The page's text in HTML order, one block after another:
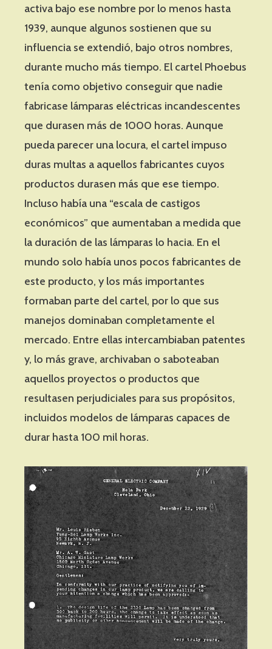
activa bajo ese nombre por lo menos hasta
1939, aunque algunos sostienen que su
influencia se extendió, bajo otros nombres,
durante mucho más tiempo. El cartel Phoebus
tenía como objetivo conseguir que nadie
fabricase lámparas eléctricas incandescentes
que durasen más de 1000 horas. Aunque
pueda parecer una locura, el cartel impuso
duras multas a aquellos fabricantes cuyos
productos durasen más que ese tiempo.
Incluso había una “escala de castigos
económicos” que aumentaban a medida que
la duración de las lámparas lo hacia. En el
mundo solo había unos pocos fabricantes de
este producto, y los más importantes
formaban parte del cartel, por lo que sus
manejos dominaban completamente el
mercado. Entre ellas intercambiaban patentes
y, lo más grave, archivaban o saboteaban
aquellos proyectos o productos que
resultasen perjudiciales para sus propósitos,
incluidos modelos de lámparas capaces de
durar hasta 100 mil horas.